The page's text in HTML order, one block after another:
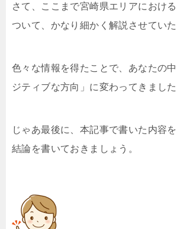
さて、ここまで宮崎県エリアにおけ
ついて、かなり細かく解説させていた
色々な情報を得たことで、あなたの
ジティブな方向」に変わってきました
じゃあ最後に、本記事で書いた内容を
結論を書いておきましょう。